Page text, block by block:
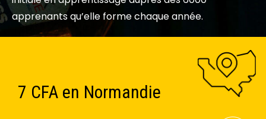
apprenants qu’elle forme chaque année.
7 CFA en Normandie
6 pôles métiers
Du CAP à BAC+5
Des formations en
alternance
7 CFA en Normandie
6 pôles métiers
Du CAP à BAC+5
Des formations en
alternance
7 CFA en Normandie
6 pôles métiers
Du CAP à BAC+5
Des formations en
alternance